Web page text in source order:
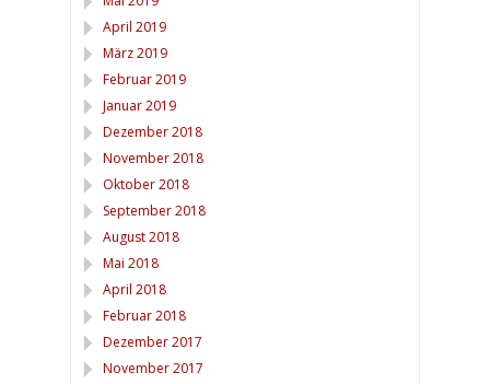
April 2019
März 2019
Februar 2019
Januar 2019
Dezember 2018
November 2018
Oktober 2018
September 2018
August 2018
Mai 2018
April 2018
Februar 2018
Dezember 2017
November 2017